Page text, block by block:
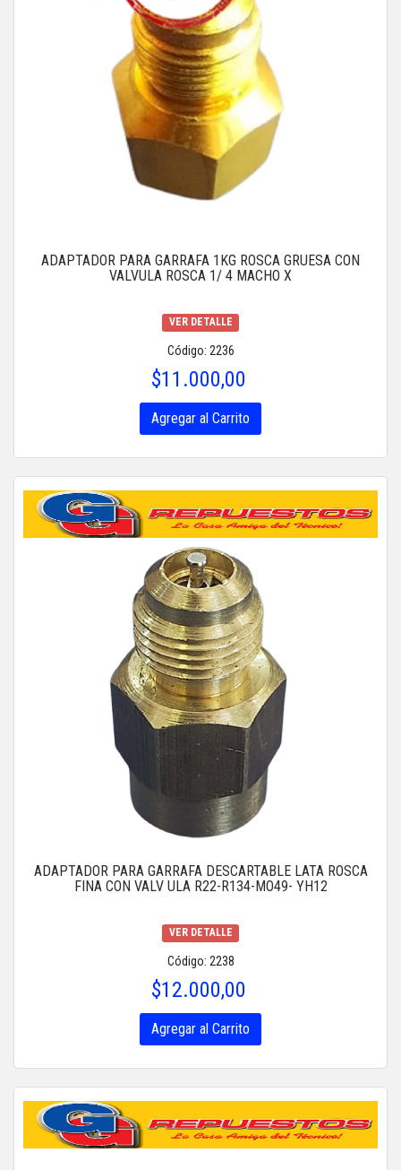
ADAPTADOR PARA GARRAFA 1KG ROSCA GRUESA CON
VALVULA ROSCA 1/ 4 MACHO X
VER DETALLE
Código: 2236
$11.000,00
Agregar al Carrito
ADAPTADOR PARA GARRAFA DESCARTABLE LATA ROSCA
FINA CON VALV ULA R22-R134-MO49- YH12
VER DETALLE
Código: 2238
$12.000,00
Agregar al Carrito